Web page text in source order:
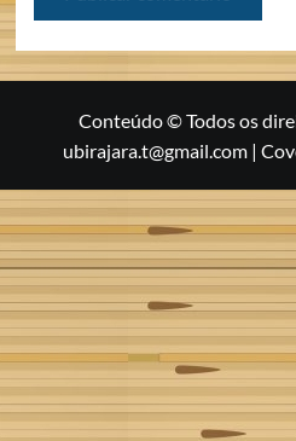
Conteúdo © Todos os
ubirajara.t@gmail.com |